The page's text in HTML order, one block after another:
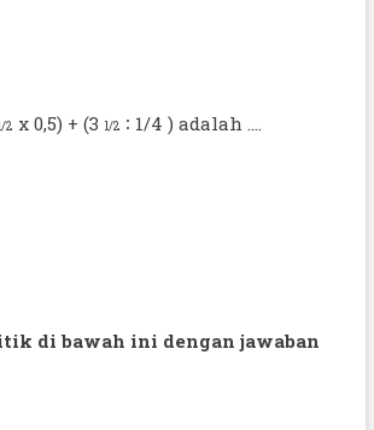
2 x 0,5) + (3 1/2 ∶ 1/4 ) adalah ....
di bawah ini dengan jawaban